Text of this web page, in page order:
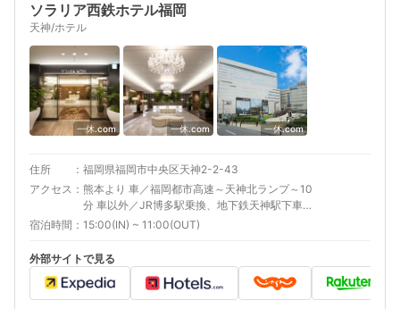
ソラリア西鉄ホテル福岡
天神/ホテル
一休.com 一休.com 一休.com
住所
福岡県福岡市中央区天神2-2-43
アクセス
熊本より 車／福岡都市高速～天神北ランプ～10
分 車以外／JR博多駅乗換、地下鉄天神駅下車、
徒歩約３分 最寄り駅１ 西鉄福岡 最寄り駅２ 天
リア西鉄ホテル地下駐車場」もしくは、「ソラ
リアターミナル駐車場」をご利用ください。 1
泊1台2,000円／6：00～24：00（時間外入出
庫不可）※時間外の入出庫をご希望のお客様はお
宿泊時間 15:00(IN) ~ 11:00(OUT)
外部サイトで見る